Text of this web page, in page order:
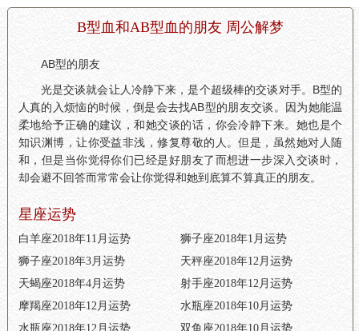
B型血和AB型血的朋友 周公解梦
AB型的朋友
光是交谈就会让人冷静下来，是个超级棒的交谈对手。B型的
人真的入烦恼的时候，倒是会去找AB型的朋友交谈。因为她能温
柔地给予正确的建议，和她交谈的话，你会冷静下来。她也是个
知识渊博，让你受益非浅，修复尊敬的人。但是，虽然她对人随
和，但是当你觉得你们已经是好朋友了而想进一步深入交谈时，
却会避不回答而常常会让你觉得和她到底算不算真正的朋友。
星座运势
白羊座2018年11月运势
狮子座2018年1月运势
狮子座2018年3月运势
天秤座2018年12月运势
天蝎座2018年4月运势
射手座2018年12月运势
摩羯座2018年12月运势
水瓶座2018年10月运势
水瓶座2018年12月运势
双鱼座2018年10月运势